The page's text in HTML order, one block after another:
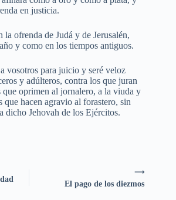
en justicia.
la ofrenda de Judá y de Jerusalén,
y como en los tiempos antiguos.
vosotros para juicio y seré veloz
y adúlteros, contra los que juran
que oprimen al jornalero, a la viuda y
que hacen agravio al forastero, sin
dicho Jehovah de los Ejércitos.
⟶
El pago de los diezmos